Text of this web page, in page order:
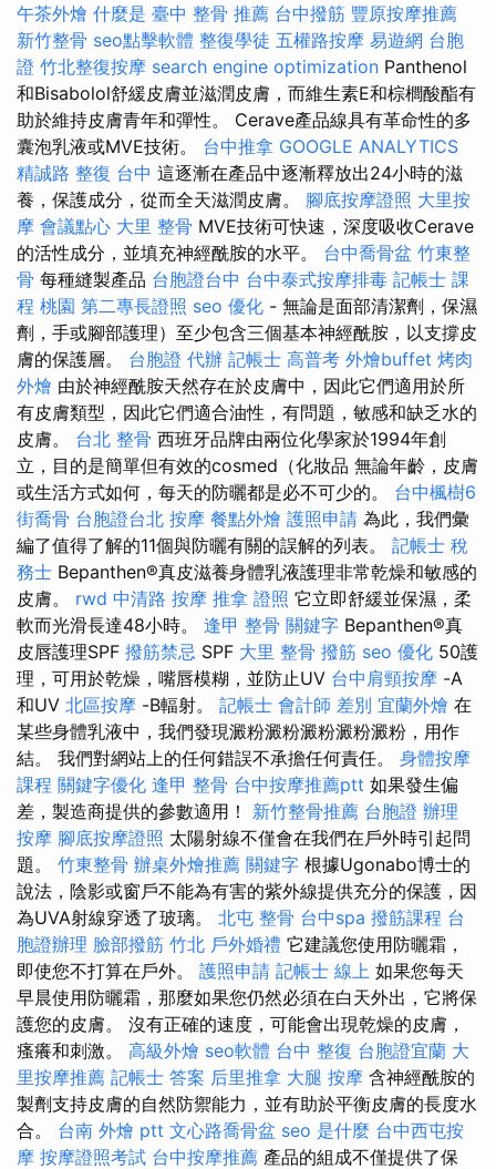
午茶外燴 什麼是 臺中 整骨 推薦 台中撥筋 豐原按摩推薦
新竹整骨 seo點擊軟體 整復學徒 五權路按摩 易遊網 台胞
證 竹北整復按摩 search engine optimization Panthenol
和Bisabolol舒緩皮膚並滋潤皮膚，而維生素E和棕櫚酸酯有
助於維持皮膚青年和彈性。 Cerave產品線具有革命性的多
囊泡乳液或MVE技術。 台中推拿 GOOGLE ANALYTICS
精誠路 整復 台中 這逐漸在產品中逐漸釋放出24小時的滋
養，保護成分，從而全天滋潤皮膚。 腳底按摩證照 大里按
摩 會議點心 大里 整骨 MVE技術可快速，深度吸收Cerave
的活性成分，並填充神經酰胺的水平。 台中喬骨盆 竹東整
骨 每種縫製產品 台胞證台中 台中泰式按摩排毒 記帳士 課
程 桃園 第二專長證照 seo 優化 - 無論是面部清潔劑，保濕
劑，手或腳部護理）至少包含三個基本神經酰胺，以支撐皮
膚的保護層。 台胞證 代辦 記帳士 高普考 外燴buffet 烤肉
外燴 由於神經酰胺天然存在於皮膚中，因此它們適用於所
有皮膚類型，因此它們適合油性，有問題，敏感和缺乏水的
皮膚。 台北 整骨 西班牙品牌由兩位化學家於1994年創
立，目的是簡單但有效的cosmed（化妝品 無論年齡，皮膚
或生活方式如何，每天的防曬都是必不可少的。 台中楓樹6
街喬骨 台胞證台北 按摩 餐點外燴 護照申請 為此，我們彙
編了值得了解的11個與防曬有關的誤解的列表。 記帳士 稅
務士 Bepanthen®真皮滋養身體乳液護理非常乾燥和敏感的
皮膚。 rwd 中清路 按摩 推拿 證照 它立即舒緩並保濕，柔
軟而光滑長達48小時。 逢甲 整骨 關鍵字 Bepanthen®真
皮唇護理SPF 撥筋禁忌 SPF 大里 整骨 撥筋 seo 優化 50護
理，可用於乾燥，嘴唇模糊，並防止UV 台中肩頸按摩 -A
和UV 北區按摩 -B輻射。 記帳士 會計師 差別 宜蘭外燴 在
某些身體乳液中，我們發現澱粉澱粉澱粉澱粉澱粉，用作
結。 我們對網站上的任何錯誤不承擔任何責任。 身體按摩
課程 關鍵字優化 逢甲 整骨 台中按摩推薦ptt 如果發生偏
差，製造商提供的參數適用！ 新竹整骨推薦 台胞證 辦理
按摩 腳底按摩證照 太陽射線不僅會在我們在戶外時引起問
題。 竹東整骨 辦桌外燴推薦 關鍵字 根據Ugonabo博士的
說法，陰影或窗戶不能為有害的紫外線提供充分的保護，因
為UVA射線穿透了玻璃。 北屯 整骨 台中spa 撥筋課程 台
胞證辦理 臉部撥筋 竹北 戶外婚禮 它建議您使用防曬霜，
即使您不打算在戶外。 護照申請 記帳士 線上 如果您每天
早晨使用防曬霜，那麼如果您仍然必須在白天外出，它將保
護您的皮膚。 沒有正確的速度，可能會出現乾燥的皮膚，
瘙癢和刺激。 高級外燴 seo軟體 台中 整復 台胞證宜蘭 大
里按摩推薦 記帳士 答案 后里推拿 大腿 按摩 含神經酰胺的
製劑支持皮膚的自然防禦能力，並有助於平衡皮膚的長度水
合。 台南 外燴 ptt 文心路喬骨盆 seo 是什麼 台中西屯按
摩 按摩證照考試 台中按摩推薦 產品的組成不僅提供了保